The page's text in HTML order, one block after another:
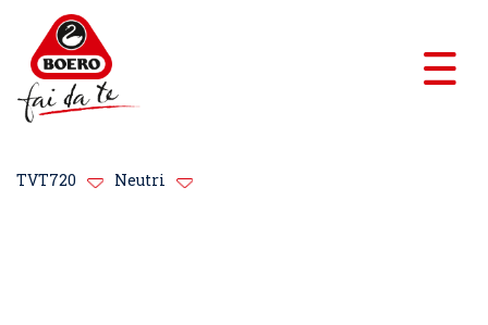
TVT720 Neutri